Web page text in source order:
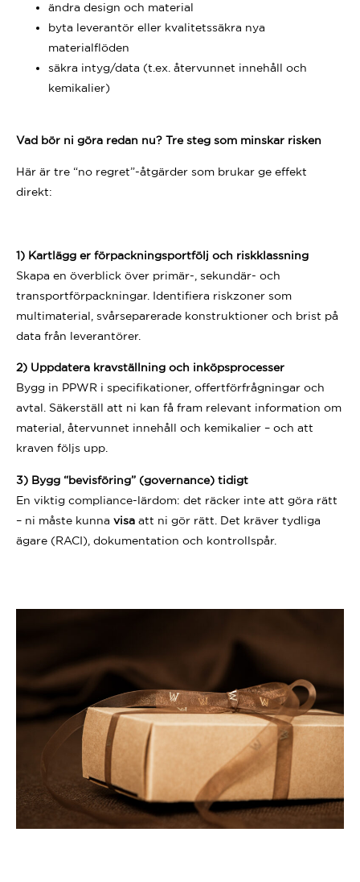
ändra design och material
byta leverantör eller kvalitetssäkra nya
materialflöden
säkra intyg/data (t.ex. återvunnet innehåll och
kemikalier)
Vad bör ni göra redan nu? Tre steg som minskar risken
Här är tre “no regret”-åtgärder som brukar ge effekt
direkt:
1) Kartlägg er förpackningsportfölj och riskklassning
Skapa en överblick över primär-, sekundär- och
transportförpackningar. Identifiera riskzoner som
multimaterial, svårseparerade konstruktioner och brist på
data från leverantörer.
2) Uppdatera kravställning och inköpsprocesser
Bygg in PPWR i specifikationer, offertförfrågningar och
avtal. Säkerställ att ni kan få fram relevant information om
material, återvunnet innehåll och kemikalier – och att
kraven följs upp.
3) Bygg “bevisföring” (governance) tidigt
En viktig compliance-lärdom: det räcker inte att göra rätt
– ni måste kunna visa att ni gör rätt. Det kräver tydliga
ägare (RACI), dokumentation och kontrollspår.